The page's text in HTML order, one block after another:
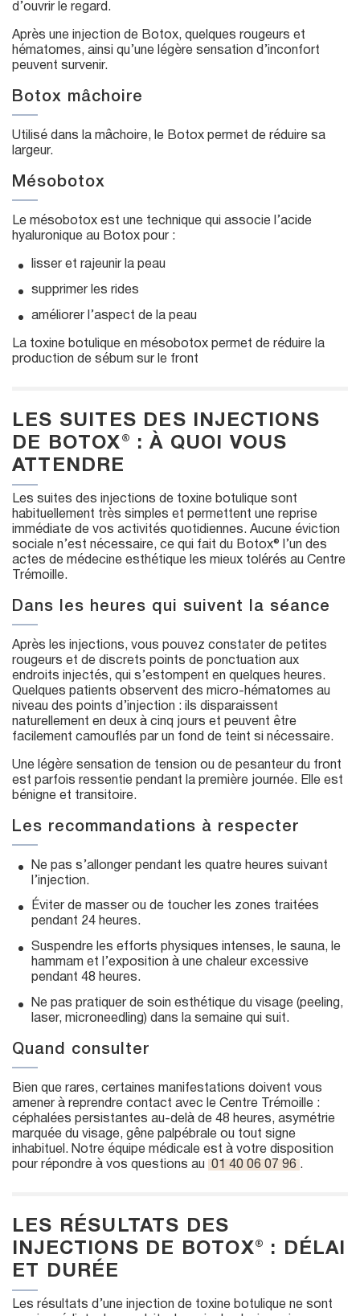
d’ouvrir le regard.
Après une injection de Botox, quelques rougeurs et
hématomes, ainsi qu’une légère sensation d’inconfort
peuvent survenir.
Botox mâchoire
Utilisé dans la mâchoire, le Botox permet de réduire sa
largeur.
Mésobotox
Le mésobotox est une technique qui associe l’acide
hyaluronique au Botox pour :
lisser et rajeunir la peau
supprimer les rides
améliorer l’aspect de la peau
La toxine botulique en mésobotox permet de réduire la
production de sébum sur le front
LES SUITES DES INJECTIONS
DE BOTOX® : À QUOI VOUS
ATTENDRE
Les suites des injections de toxine botulique sont
habituellement très simples et permettent une reprise
immédiate de vos activités quotidiennes. Aucune éviction
sociale n’est nécessaire, ce qui fait du Botox® l’un des
actes de médecine esthétique les mieux tolérés au Centre
Trémoille.
Dans les heures qui suivent la séance
Après les injections, vous pouvez constater de petites
rougeurs et de discrets points de ponctuation aux
endroits injectés, qui s’estompent en quelques heures.
Quelques patients observent des micro-hématomes au
niveau des points d’injection : ils disparaissent
naturellement en deux à cinq jours et peuvent être
facilement camouflés par un fond de teint si nécessaire.
Une légère sensation de tension ou de pesanteur du front
est parfois ressentie pendant la première journée. Elle est
bénigne et transitoire.
Les recommandations à respecter
Ne pas s’allonger pendant les quatre heures suivant
l’injection.
Éviter de masser ou de toucher les zones traitées
pendant 24 heures.
Suspendre les efforts physiques intenses, le sauna, le
hammam et l’exposition à une chaleur excessive
pendant 48 heures.
Ne pas pratiquer de soin esthétique du visage (peeling,
laser, microneedling) dans la semaine qui suit.
Quand consulter
Bien que rares, certaines manifestations doivent vous
amener à reprendre contact avec le Centre Trémoille :
céphalées persistantes au-delà de 48 heures, asymétrie
marquée du visage, gêne palpébrale ou tout signe
inhabituel. Notre équipe médicale est à votre disposition
pour répondre à vos questions au
01 40 06 07 96 .
LES RÉSULTATS DES
INJECTIONS DE BOTOX® : DÉLAI
ET DURÉE
Les résultats d’une injection de toxine botulique ne sont